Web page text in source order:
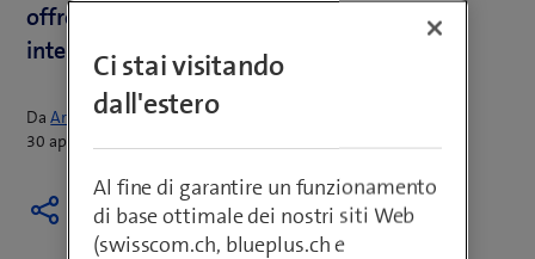
offre ai suoi clienti l’accesso a una migliore
interazione digitale.
DaArmin Schädeli
30 aprile 2021
Ci stai visitando
dall'estero
Al fine di garantire un funzionamento
di base ottimale dei nostri siti Web
(swisscom.ch, blueplus.ch e